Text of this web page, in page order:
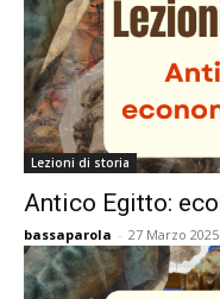
Lezioni di storia
Antico Egitto:
bassaparola - 27 Marzo 2025